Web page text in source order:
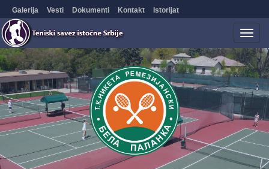
Galerija Vesti Dokumenti Kontakt Istorijat